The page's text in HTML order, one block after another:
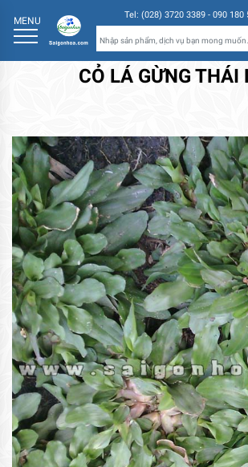
MENU Tel: (028) 3720 3389 - 090 180
CỎ LÁ GỪNG THÁI